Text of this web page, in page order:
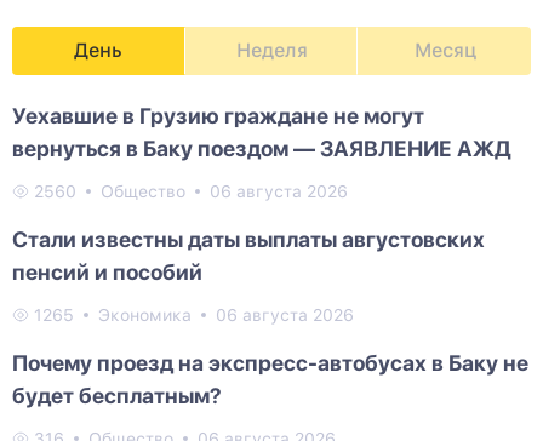
День Неделя Месяц
Уехавшие в Грузию граждане не могут
вернуться в Баку поездом — ЗАЯВЛЕНИЕ АЖД
2560 Общество 06 августа 2026
Стали известны даты выплаты августовских
пенсий и пособий
1265 Экономика 06 августа 2026
Почему проезд на экспресс-автобусах в Баку не
будет бесплатным?